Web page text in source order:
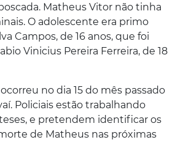
Matheus Vitor não tinha
O adolescente era primo
Campos, de 16 anos, que foi
Vinicius Pereira Ferreira, de 18
no dia 15 do mês passado
Policiais estão trabalhando
e pretendem identificar os
de Matheus nas próximas